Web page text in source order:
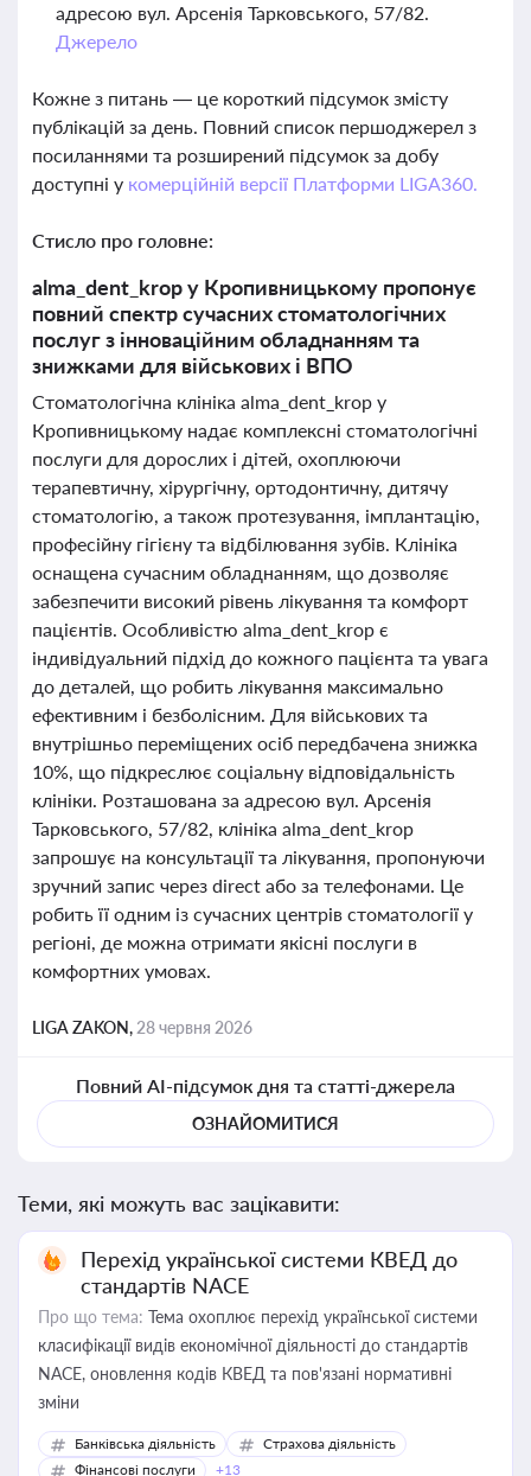
адресою вул. Арсенія Тарковського, 57/82.
Джерело
Кожне з питань — це короткий підсумок змісту
публікацій за день. Повний список першоджерел з
посиланнями та розширений підсумок за добу
доступні у комерційній версії Платформи LIGA360.
Стисло про головне:
alma_dent_krop у Кропивницькому пропонує
повний спектр сучасних стоматологічних
послуг з інноваційним обладнанням та
знижками для військових і ВПО
Стоматологічна клініка alma_dent_krop у
Кропивницькому надає комплексні стоматологічні
послуги для дорослих і дітей, охоплюючи
терапевтичну, хірургічну, ортодонтичну, дитячу
стоматологію, а також протезування, імплантацію,
професійну гігієну та відбілювання зубів. Клініка
оснащена сучасним обладнанням, що дозволяє
забезпечити високий рівень лікування та комфорт
пацієнтів. Особливістю alma_dent_krop є
індивідуальний підхід до кожного пацієнта та увага
до деталей, що робить лікування максимально
ефективним і безболісним. Для військових та
внутрішньо переміщених осіб передбачена знижка
10%, що підкреслює соціальну відповідальність
клініки. Розташована за адресою вул. Арсенія
Тарковського, 57/82, клініка alma_dent_krop
запрошує на консультації та лікування, пропонуючи
зручний запис через direct або за телефонами. Це
робить її одним із сучасних центрів стоматології у
регіоні, де можна отримати якісні послуги в
комфортних умовах.
LIGA ZAKON, 28 червня 2026
Повний AI-підсумок дня та статті-джерела
ОЗНАЙОМИТИСЯ
Теми, які можуть вас зацікавити:
Перехід української системи КВЕД до
стандартів NACE
Про що тема: Тема охоплює перехід української системи
класифікації видів економічної діяльності до стандартів
NACE, оновлення кодів КВЕД та пов'язані нормативні
зміни
Банківська діяльність
Страхова діяльність
Фінансові послуги
+13